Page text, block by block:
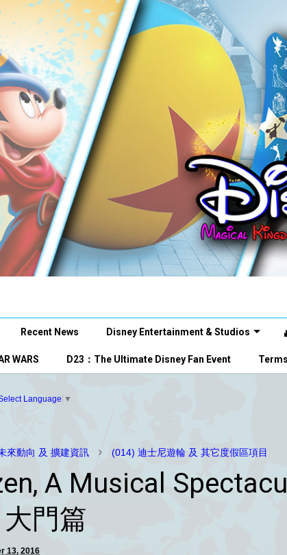
Recent News Disney Entertainment & Studios
WARS D23：The Ultimate Disney Fan Event
Language ▼
來動向 及 擴建資訊 (014) 迪士尼遊輪 及 其它度假區項目
A Musical
門篇
13, 2016